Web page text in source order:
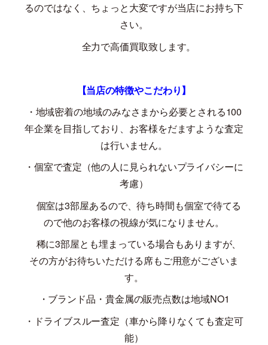
るのではなく、ちょっと大変ですが当店にお持ち下
さい。
全力で高価買取致します。
【当店の特徴やこだわり】
・地域密着の地域のみなさまから必要とされる100
年企業を目指しており、お客様をだますような査定
は行いません。
・個室で査定（他の人に見られないプライバシーに
考慮）
個室は3部屋あるので、待ち時間も個室で待てる
ので他のお客様の視線が気になりません。
稀に3部屋とも埋まっている場合もありますが、
その方がお待ちいただける席もご用意がございま
す。
・ブランド品・貴金属の販売点数は地域NO1
・ドライブスルー査定（車から降りなくても査定可
能）